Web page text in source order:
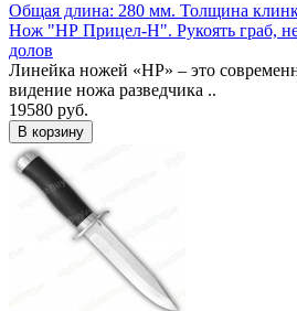
Общая длина: 280 мм. Толщина
Нож "НР Прицел-Н". Рукоять граб,
долов
Линейка ножей «НР» – это
видение ножа разведчика ..
19580 руб.